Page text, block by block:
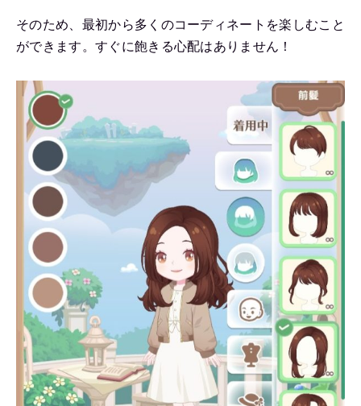
そのため、最初から多くのコーディネートを楽しむこと
ができます。すぐに飽きる心配はありません！